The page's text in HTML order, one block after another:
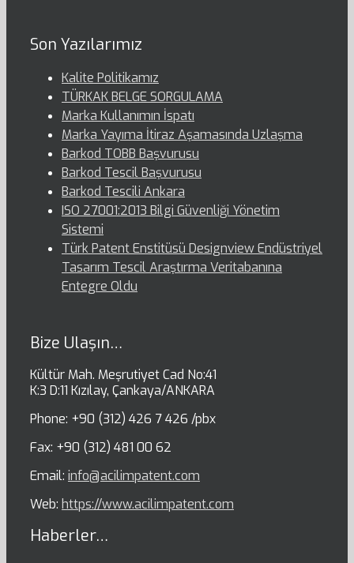
Son Yazılarımız
Kalite Politikamız
TÜRKAK BELGE SORGULAMA
Marka Kullanımın İspatı
Marka Yayıma İtiraz Aşamasında Uzlaşma
Barkod TOBB Başvurusu
Barkod Tescil Başvurusu
Barkod Tescili Ankara
ISO 27001:2013 Bilgi Güvenliği Yönetim
Sistemi
Türk Patent Enstitüsü Designview Endüstriyel
Tasarım Tescil Araştırma Veritabanına
Entegre Oldu
Bize Ulaşın…
Kültür Mah. Meşrutiyet Cad No:41
K:3 D:11 Kızılay, Çankaya/ANKARA
Phone: +90 (312) 426 7 426 /pbx
Fax: +90 (312) 481 00 62
Email: info@acilimpatent.com
Web: https://www.acilimpatent.com
Haberler…